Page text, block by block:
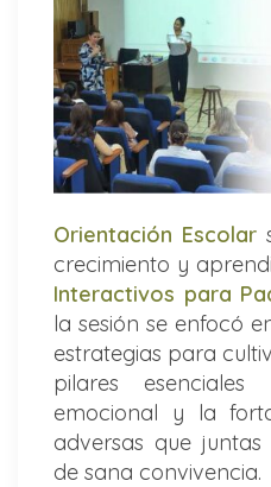
Orientación Escolar
crecimiento y
Interactivos para
la sesión se enfocó
estrategias para
pilares
emocional y la
adversas que
de sana convivencia.